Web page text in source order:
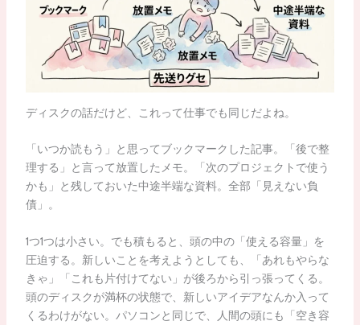
ディスクの話だけど、これって仕事でも同じだよね。
「いつか読もう」と思ってブックマークした記事。「後で整
理する」と言って放置したメモ。「次のプロジェクトで使う
かも」と残しておいた中途半端な資料。全部「見えない負
債」。
1つ1つは小さい。でも積もると、頭の中の「使える容量」を
圧迫する。新しいことを考えようとしても、「あれもやらな
きゃ」「これも片付けてない」が後ろから引っ張ってくる。
頭のディスクが満杯の状態で、新しいアイデアなんか入って
くるわけがない。パソコンと同じで、人間の頭にも「空き容